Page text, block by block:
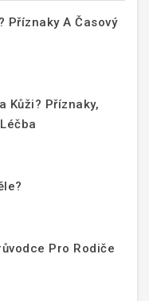
Příznaky A Časový
Kůži? Příznaky,
Pro Rodiče